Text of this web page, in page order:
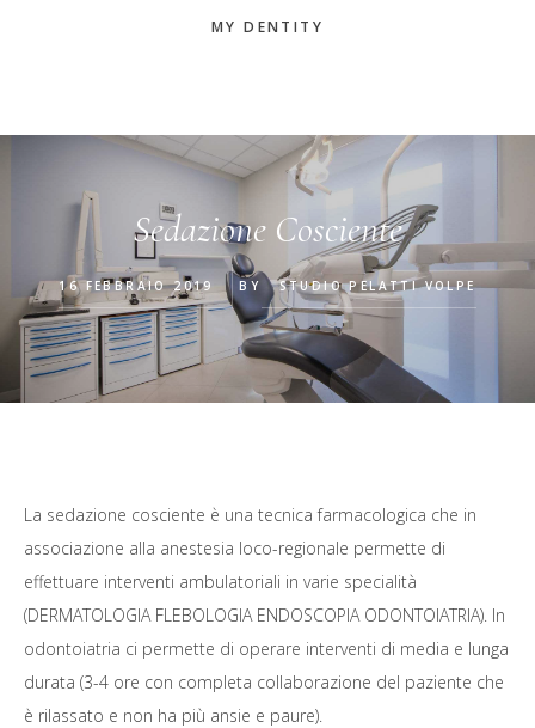
MY DENTITY
Sedazione Cosciente
16 FEBBRAIO 2019 BY STUDIO PELATTI VOLPE
La sedazione cosciente è una tecnica farmacologica che in
associazione alla anestesia loco-regionale permette di
effettuare interventi ambulatoriali in varie specialità
(DERMATOLOGIA FLEBOLOGIA ENDOSCOPIA ODONTOIATRIA). In
odontoiatria ci permette di operare interventi di media e lunga
durata (3-4 ore con completa collaborazione del paziente che
è rilassato e non ha più ansie e paure).